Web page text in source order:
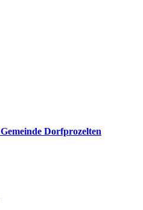
Gemeinde Dorfprozelten